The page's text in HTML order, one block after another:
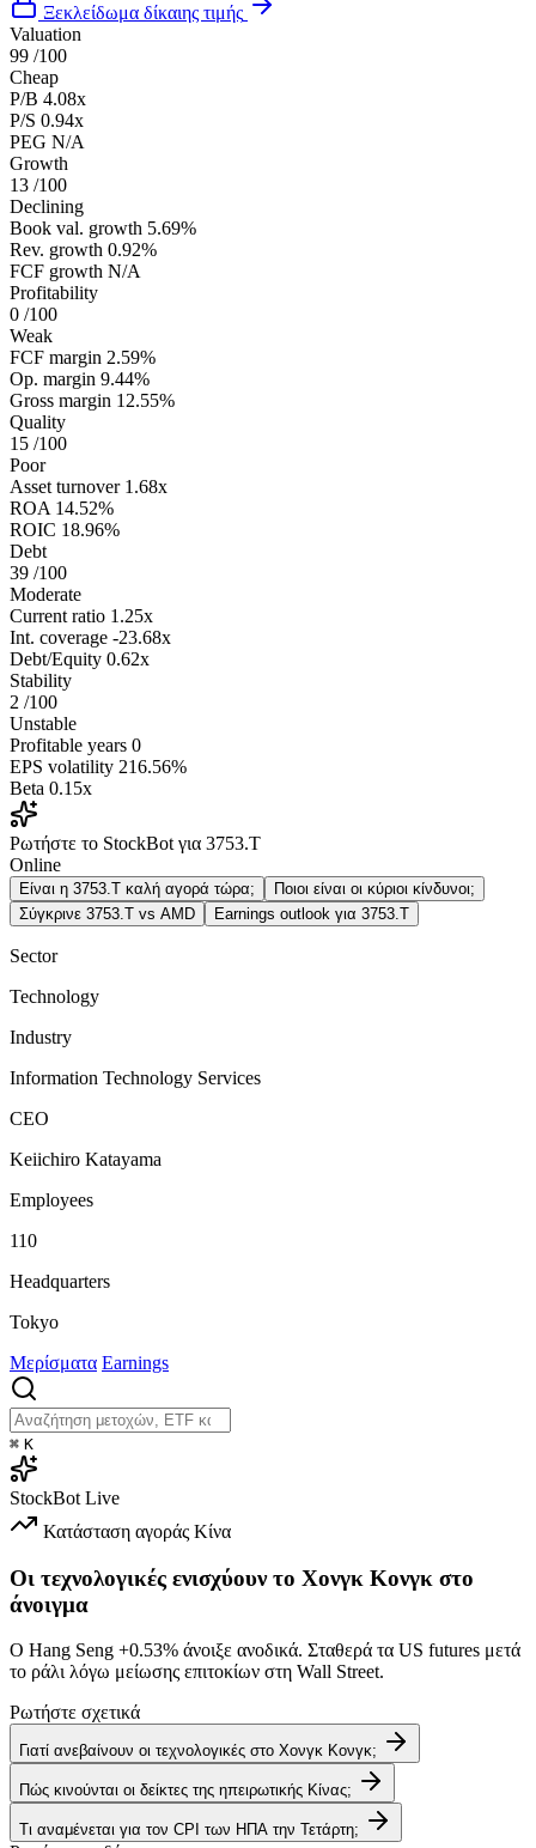
Ξεκλείδωμα δίκαιης τιμής
Valuation
99 /100
Cheap
P/B 4.08x
P/S 0.94x
PEG N/A
Growth
13 /100
Declining
Book val. growth 5.69%
Rev. growth 0.92%
FCF growth N/A
Profitability
0 /100
Weak
FCF margin 2.59%
Op. margin 9.44%
Gross margin 12.55%
Quality
15 /100
Poor
Asset turnover 1.68x
ROA 14.52%
ROIC 18.96%
Debt
39 /100
Moderate
Current ratio 1.25x
Int. coverage -23.68x
Debt/Equity 0.62x
Stability
2 /100
Unstable
Profitable years 0
EPS volatility 216.56%
Beta 0.15x
Ρωτήστε το StockBot για 3753.T
Online
Είναι η 3753.T καλή αγορά τώρα;
Ποιοι είναι οι κύριοι κίνδυνοι;
Σύγκρινε 3753.T vs AMD
Earnings outlook για 3753.T
Sector
Technology
Industry
Information Technology Services
CEO
Keiichiro Katayama
Employees
110
Headquarters
Tokyo
Μερίσματα Earnings
⌘ K
StockBot Live
Κατάσταση αγοράς Κίνα
Οι τεχνολογικές ενισχύουν το Χονγκ Κονγκ στο
άνοιγμα
Ο Hang Seng +0.53% άνοιξε ανοδικά. Σταθερά τα US futures μετά
το ράλι λόγω μείωσης επιτοκίων στη Wall Street.
Ρωτήστε σχετικά
Γιατί ανεβαίνουν οι τεχνολογικές στο Χονγκ Κονγκ;
Πώς κινούνται οι δείκτες της ηπειρωτικής Κίνας;
Τι αναμένεται για τον CPI των ΗΠΑ την Τετάρτη;